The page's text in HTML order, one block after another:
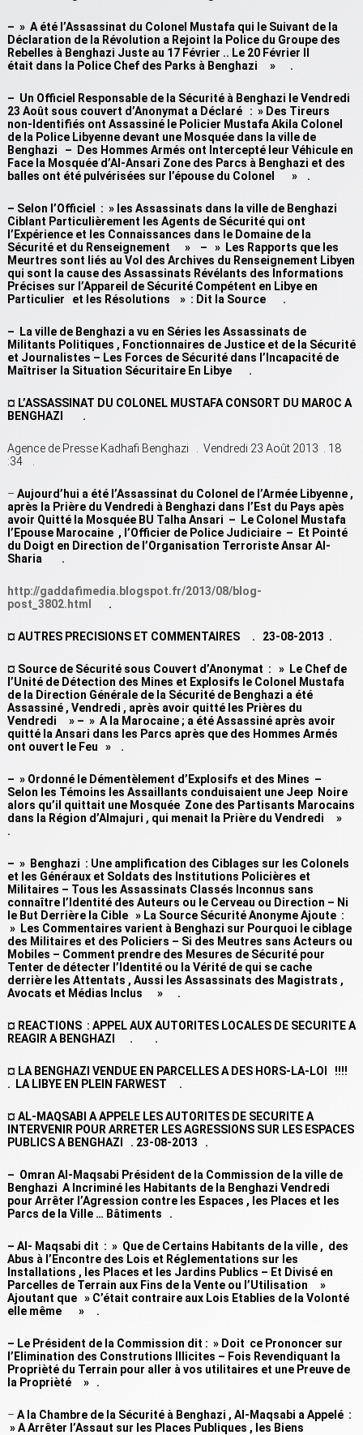
– » A été l’Assassinat du Colonel Mustafa qui le Suivant de la
Déclaration de la Révolution a Rejoint la Police du Groupe des
Rebelles à Benghazi Juste au 17 Février .. Le 20 Février Il
était dans la Police Chef des Parks à Benghazi » .
– Un Officiel Responsable de la Sécurité à Benghazi le Vendredi
23 Août sous couvert d’Anonymat a Déclaré : » Des Tireurs
non-Identifiés ont Assassiné le Policier Mustafa Akila Colonel
de la Police Libyenne devant une Mosquée dans la ville de
Benghazi – Des Hommes Armés ont Intercepté leur Véhicule en
Face la Mosquée d’Al-Ansari Zone des Parcs à Benghazi et des
balles ont été pulvérisées sur l’épouse du Colonel » .
– Selon l’Officiel : » les Assassinats dans la ville de Benghazi
Ciblant Particulièrement les Agents de Sécurité qui ont
l’Expérience et les Connaissances dans le Domaine de la
Sécurité et du Renseignement » – » Les Rapports que les
Meurtres sont liés au Vol des Archives du Renseignement Libyen
qui sont la cause des Assassinats Révélants des Informations
Précises sur l’Appareil de Sécurité Compétent en Libye en
Particulier et les Résolutions » : Dit la Source .
– La ville de Benghazi a vu en Séries les Assassinats de
Militants Politiques , Fonctionnaires de Justice et de la Sécurité
et Journalistes – Les Forces de Sécurité dans l’Incapacité de
Maîtriser la Situation Sécuritaire En Libye .
¤ L’ASSASSINAT DU COLONEL MUSTAFA CONSORT DU MAROC A
BENGHAZI .
Agence de Presse Kadhafi Benghazi . Vendredi 23 Août 2013 . 18
:34 .
– Aujourd’hui a été l’Assassinat du Colonel de l’Armée Libyenne ,
après la Prière du Vendredi à Benghazi dans l’Est du Pays apès
avoir Quitté la Mosquée BU Talha Ansari – Le Colonel Mustafa
l’Epouse Marocaine , l’Officier de Police Judiciaire – Et Pointé
du Doigt en Direction de l’Organisation Terroriste Ansar Al-
Sharia .
http://gaddafimedia.blogspot.fr/2013/08/blog-
post_3802.html
.
¤ AUTRES PRECISIONS ET COMMENTAIRES . 23-08-2013 .
¤ Source de Sécurité sous Couvert d’Anonymat : » Le Chef de
l’Unité de Détection des Mines et Explosifs le Colonel Mustafa
de la Direction Générale de la Sécurité de Benghazi a été
Assassiné , Vendredi , après avoir quitté les Prières du
Vendredi » – » A la Marocaine ; a été Assassiné après avoir
quitté la Ansari dans les Parcs après que des Hommes Armés
ont ouvert le Feu » .
– » Ordonné le Démentèlement d’Explosifs et des Mines –
Selon les Témoins les Assaillants conduisaient une Jeep Noire
alors qu’il quittait une Mosquée Zone des Partisants Marocains
dans la Région d’Almajuri , qui menait la Prière du Vendredi »
.
– » Benghazi : Une amplification des Ciblages sur les Colonels
et les Généraux et Soldats des Institutions Policières et
Militaires – Tous les Assassinats Classés Inconnus sans
connaître l’Identité des Auteurs ou le Cerveau ou Direction – Ni
le But Derrière la Cible » La Source Sécurité Anonyme Ajoute :
» Les Commentaires varient à Benghazi sur Pourquoi le ciblage
des Militaires et des Policiers – Si des Meutres sans Acteurs ou
Mobiles – Comment prendre des Mesures de Sécurité pour
Tenter de détecter l’Identité ou la Vérité de qui se cache
derrière les Attentats , Aussi les Assassinats des Magistrats ,
Avocats et Médias Inclus » .
¤ REACTIONS : APPEL AUX AUTORITES LOCALES DE SECURITE A
REAGIR A BENGHAZI . .
¤ LA BENGHAZI VENDUE EN PARCELLES A DES HORS-LA-LOI !!!!
. LA LIBYE EN PLEIN FARWEST .
¤ AL-MAQSABI A APPELE LES AUTORITES DE SECURITE A
INTERVENIR POUR ARRETER LES AGRESSIONS SUR LES ESPACES
PUBLICS A BENGHAZI . 23-08-2013 .
– Omran Al-Maqsabi Président de la Commission de la ville de
Benghazi A Incriminé les Habitants de la Benghazi Vendredi
pour Arrêter l’Agression contre les Espaces , les Places et les
Parcs de la Ville … Bâtiments .
– Al- Maqsabi dit : » Que de Certains Habitants de la ville , des
Abus à l’Encontre des Lois et Réglementations sur les
Installations , les Places et les Jardins Publics – Et Divisé en
Parcelles de Terrain aux Fins de la Vente ou l’Utilisation »
Ajoutant que » C’était contraire aux Lois Etablies de la Volonté
elle même » .
– Le Président de la Commission dit : » Doit ce Prononcer sur
l’Elimination des Construtions Illicites – Fois Revendiquant la
Proprièté du Terrain pour aller à vos utilitaires et une Preuve de
la Proprièté » .
– A la Chambre de la Sécurité à Benghazi , Al-Maqsabi a Appelé :
» A Arrêter l’Assaut sur les Places Publiques , les Biens